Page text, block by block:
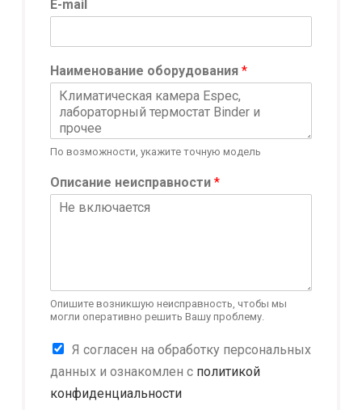
E-mail
Наименование оборудования *
По возможности, укажите точную модель
Н
а
в
а
н
е
О
и
Описание неисправности *
Опишите возникшую неисправность, чтобы мы
могли оперативно решить Вашу проблему.
К
н
ф
Я согласен на обработку персональных
данных и ознакомлен с политикой
конфиденциальности